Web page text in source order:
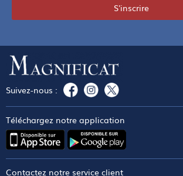
S'inscrire
Suivez-nous :
Téléchargez notre application
Contactez notre service client